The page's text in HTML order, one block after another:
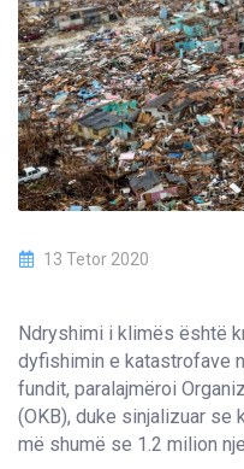
13 Tetor 2020
Ndryshimi i klimës është
dyfishimin e katastrofave
fundit, paralajmëroi
(OKB), duke sinjalizuar se
më shumë se 1.2 milion